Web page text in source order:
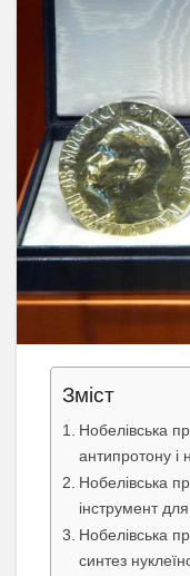
Зміст
Нобелівська
антипротону і
Нобелівська
інструмент для
Нобелівська
синтез